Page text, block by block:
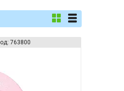
763800